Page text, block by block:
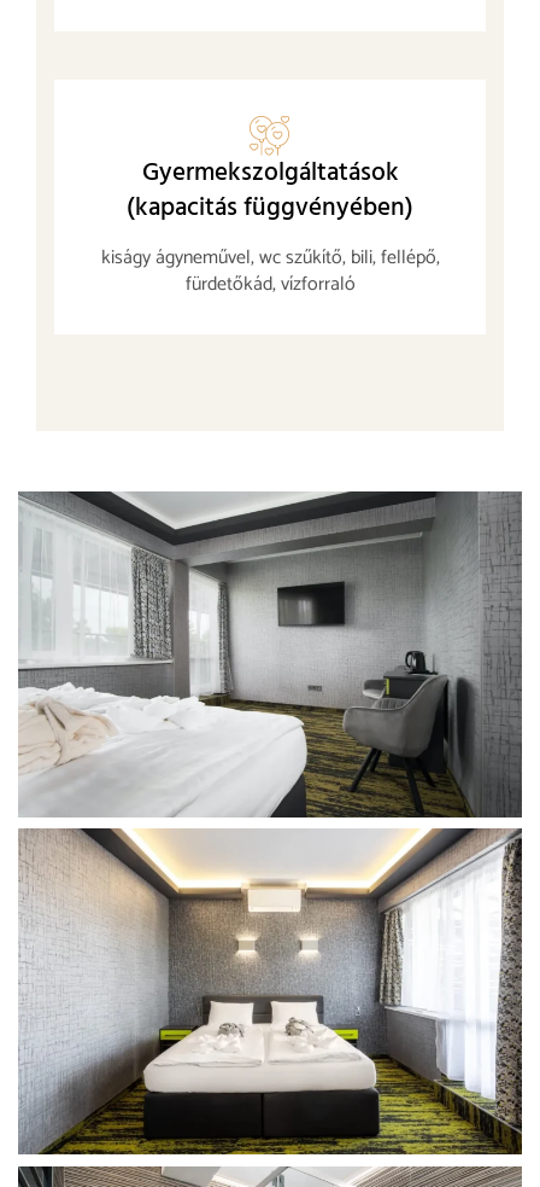
Gyermekszolgáltatások
(kapacitás függvényében)
kiságy ágyneművel, wc szűkítő, bili, fellépő,
fürdetőkád, vízforraló